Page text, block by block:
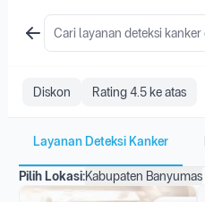
Diskon Rating 4.5 ke atas
Layanan Deteksi Kanker
Pilih Lokasi:Kabupaten Banyumas